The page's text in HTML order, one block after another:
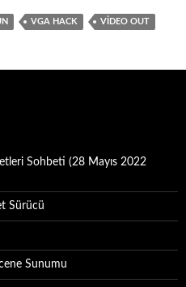
VGA HACK VIDEO OUT
Sohbeti (28 Mayıs 2022
Sürücü
Sunumu